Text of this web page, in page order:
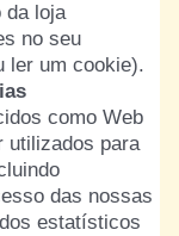
da loja
no seu
ler um cookie).
como Web
utilizados para
das nossas
estatísticos